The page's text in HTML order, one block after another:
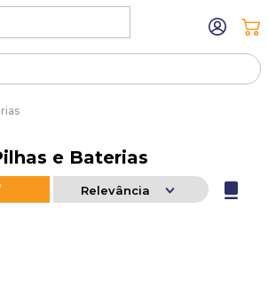
e Baterias
Relevância
2º
sacola
canetas